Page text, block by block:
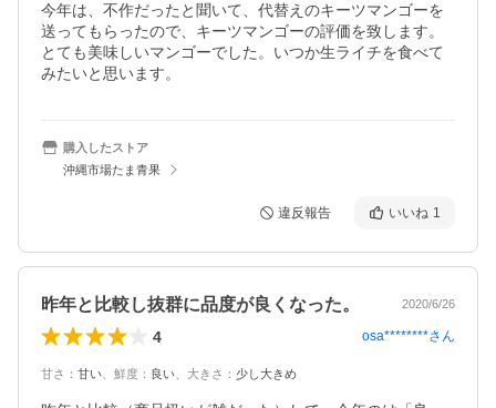
今年は、不作だったと聞いて、代替えのキーツマンゴーを
送ってもらったので、キーツマンゴーの評価を致します。
とても美味しいマンゴーでした。いつか生ライチを食べて
みたいと思います。
購入したストア
沖縄市場たま青果
違反報告 いいね 1
昨年と比較し抜群に品度が良くなった。 2020/6/26
4 osa********さん
甘さ ： 甘い 鮮度 ： 良い 大きさ ： 少し大きめ